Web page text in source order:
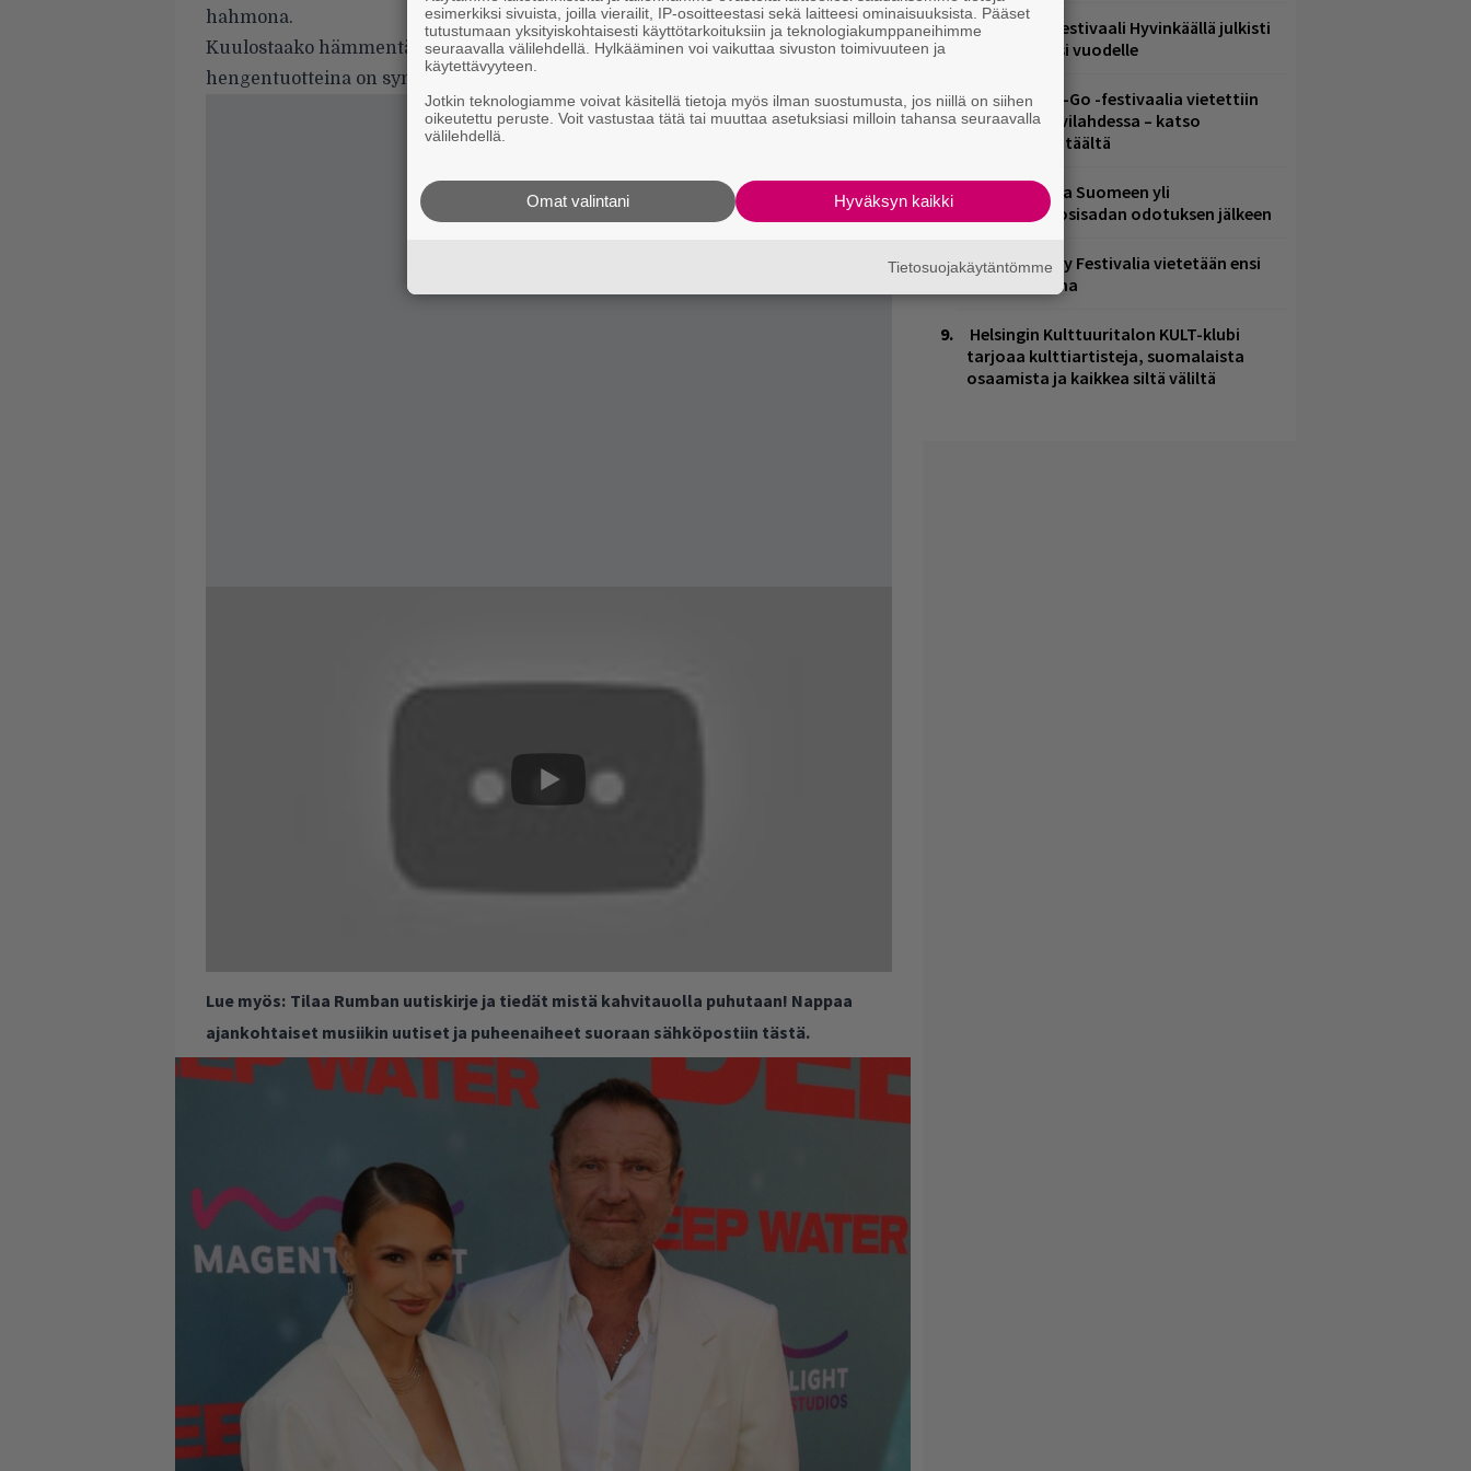
hahmona.
Kuulostaako hämmentävältä? Mitä muuta voi odottaa yhtyeeltä, jonka
hengentuotteina on syntynyt muun muassa
Lue myös: Tilaa Rumban uutiskirje ja tiedät mistä kahvitauolla puhutaan! Nappaa
ajankohtaiset musiikin uutiset ja puheenaiheet suoraan sähköpostiin tästä.
Äärimetallifestivaali Hyvinkäällä julkisti
esiintyjiä ensi vuodelle
Jytäkesä Go-Go -festivaalia vietettiin
Helsingin Suvilahdessa – katso
kuvagalleria täältä
Weezer palaa Suomeen yli
neljännesvuosisadan odotuksen jälkeen
Tampere City Festivalia vietetään ensi
viikonloppuna
Helsingin Kulttuuritalon KULT-klubi
tarjoaa kulttiartisteja, suomalaista
osaamista ja kaikkea siltä väliltä
esimerkiksi sivuista, joilla vierailit, IP-osoitteestasi sekä laitteesi ominaisuuksista. Pääset
tutustumaan yksityiskohtaisesti käyttötarkoituksiin ja teknologiakumppaneihimme
seuraavalla välilehdellä. Hylkääminen voi vaikuttaa sivuston toimivuuteen ja
käytettävyyteen.
Jotkin teknologiamme voivat käsitellä tietoja myös ilman suostumusta, jos niillä on siihen
oikeutettu peruste. Voit vastustaa tätä tai muuttaa asetuksiasi milloin tahansa seuraavalla
välilehdellä.
Hyväksyn kaikki
Omat valintani
Tietosuojakäytäntömme